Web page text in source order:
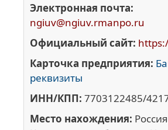
Электронная почта:
ngiuv@ngiuv.rmanpo.ru
Официальный сайт:
Карточка предприятия:
реквизиты
ИНН/КПП: 7703122485/
Место нахождения: